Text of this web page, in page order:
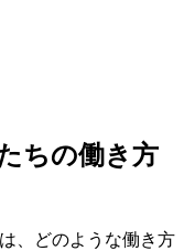
ちの働き方
、どのような働き方